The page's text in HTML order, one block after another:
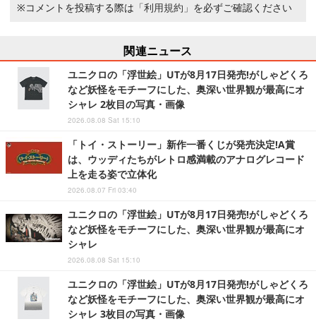
※コメントを投稿する際は 「利用規約」 を必ずご確認ください
関連ニュース
ユニクロの「浮世絵」UTが8月17日発売!がしゃどくろ
など妖怪をモチーフにした、奥深い世界観が最高にオ
シャレ 2枚目の写真・画像
2026.08.08 Sat 15:10
「トイ・ストーリー」新作一番くじが発売決定!A賞
は、ウッディたちがレトロ感満載のアナログレコード
上を走る姿で立体化
2026.08.07 Fri 03:40
ユニクロの「浮世絵」UTが8月17日発売!がしゃどくろ
など妖怪をモチーフにした、奥深い世界観が最高にオ
シャレ
2026.08.08 Sat 15:10
ユニクロの「浮世絵」UTが8月17日発売!がしゃどくろ
など妖怪をモチーフにした、奥深い世界観が最高にオ
シャレ 3枚目の写真・画像